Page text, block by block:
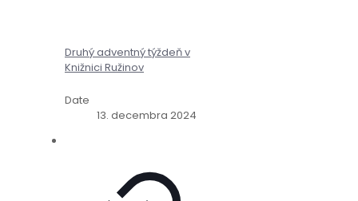
Druhý adventný týždeň v
Knižnici Ružinov
Date
13. decembra 2024